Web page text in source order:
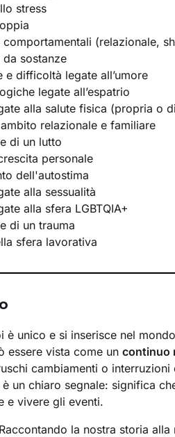
stress
comportamentali (relazionale,
da sostanze
e difficoltà legate all’umore
legate all’espatrio
alla salute fisica (propria o
relazionale e familiare
di un lutto
personale
dell'autostima
alla sessualità
alla sfera LGBTQIA+
di un trauma
sfera lavorativa
è unico e si inserisce nel
essere vista come un continuo
cambiamenti o
un chiaro segnale: significa
e vivere gli eventi.
la nostra storia